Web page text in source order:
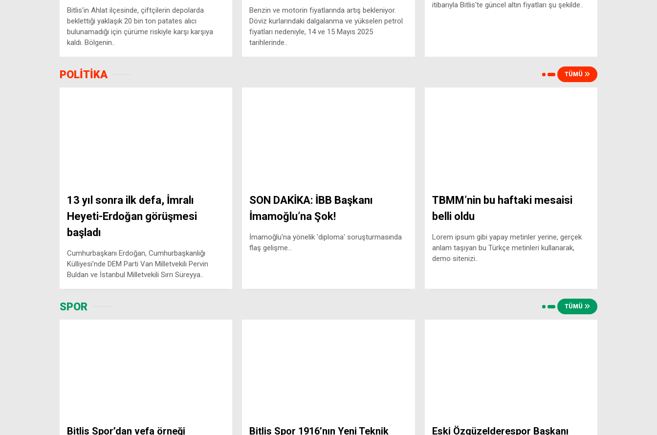
Bitlis’in Ahlat ilçesinde, çiftçilerin depolarda
beklettiği yaklaşık 20 bin ton patates alıcı
bulunamadığı için çürüme riskiyle karşı karşıya
kaldı. Bölgenin..
Benzin ve motorin fiyatlarında artış bekleniyor.
Döviz kurlarındaki dalgalanma ve yükselen petrol
fiyatları nedeniyle, 14 ve 15 Mayıs 2025
tarihlerinde..
itibarıyla Bitlis'te güncel altın fiyatları şu şekilde..
POLİTİKA TÜMÜ
13 yıl sonra ilk defa, İmralı
Heyeti-Erdoğan görüşmesi
başladı
Cumhurbaşkanı Erdoğan, Cumhurbaşkanlığı
Külliyesi’nde DEM Parti Van Milletvekili Pervin
Buldan ve İstanbul Milletvekili Sırrı Süreyya..
SON DAKİKA: İBB Başkanı
İmamoğlu’na Şok!
İmamoğlu'na yönelik 'diploma' soruşturmasında
flaş gelişme...
TBMM’nin bu haftaki mesaisi
belli oldu
Lorem ipsum gibi yapay metinler yerine, gerçek
anlam taşıyan bu Türkçe metinleri kullanarak,
demo sitenizi..
SPOR TÜMÜ
Bitlis Spor’dan vefa örneği Bitlis Spor 1916’nın Yeni Teknik Eski Özgüzelderespor Başkanı